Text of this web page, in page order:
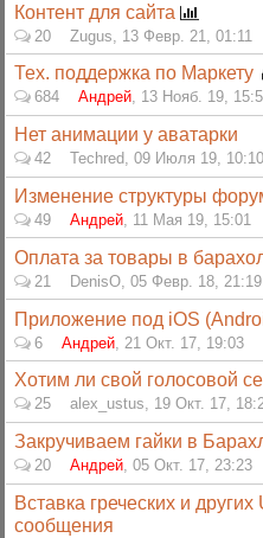
Контент для сайта
20 Zugus 13 Февр. 21, 01:11
Тех. поддержка по Маркету
684 Андрей, 13 Нояб. 19,
Нет анимации у аватарки
42 Techred, 09 Июля 19, 10:10
Изменение структуры
49 Андрей, 11 Мая 19, 15:01
Оплата за товары в
21 DenisO, 05 Февр. 18, 21:19
Приложение под iOS
6 Андрей, 21 Окт. 17, 19:03
Хотим ли свой голосовой
25 alex_ustus, 19 Окт. 17,
Закручиваем гайки в
20 Андрей, 05 Окт. 17, 23:23
Вставка греческих и
сообщения